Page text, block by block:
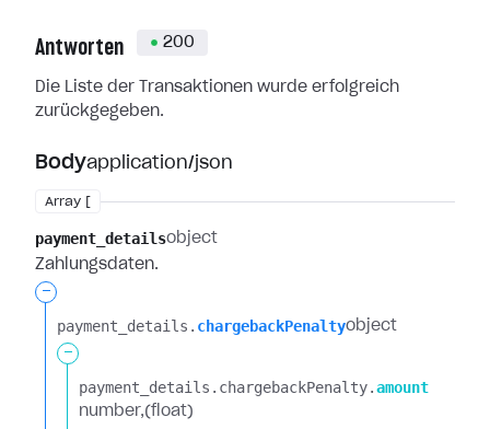
Antworten 200
Die Liste der Transaktionen wurde erfolgreich
zurückgegeben.
Bodyapplication/json
Array [
payment_detailsobject
Zahlungsdaten.
-
payment_details.​ chargebackPenaltyobject
-
payment_details.​ chargebackPenalty.​amount
number (float)